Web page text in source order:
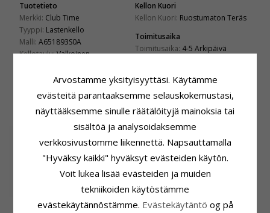
Tuotetieto
Merkki: Club Time
Tyyppi: Lastenkello
Malli: A651893S0A
Kellotaulu:Valkoinen
Kellohihna:Muovia
Kellon Kuori
Kellon Kuori: Ruostumaton Teräs
Toimitusaika
Toimitusaika: 4-5 Arkipäivä
ASIAKKAAT OSTAVAT MYÖS
Støvring Design
Arvostamme yksityisyyttäsi. Käytämme
evästeitä parantaaksemme selauskokemustasi,
näyttääksemme sinulle räätälöityjä mainoksia tai
sisältöä ja analysoidaksemme
verkkosivustomme liikennettä. Napsauttamalla
"Hyväksy kaikki" hyväksyt evästeiden käytön.
Voit lukea lisää evästeiden ja muiden
tekniikoiden käytöstämme
evästekäytännöstämme. Evästekäytäntö og på